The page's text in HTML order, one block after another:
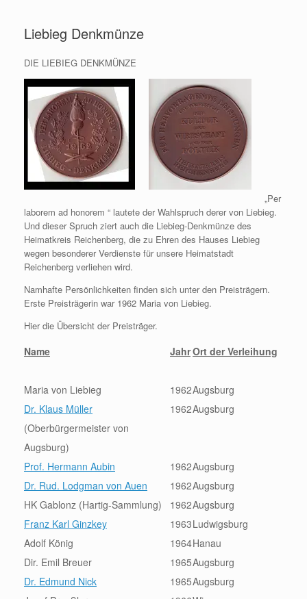
springenLiebieg Denkmünze
DIE LIEBIEG DENKMÜNZE
„Per
laborem ad honorem “ lautete der Wahlspruch derer von Liebieg.
Und dieser Spruch ziert auch die Liebieg-Denkmünze des
Heimatkreis Reichenberg, die zu Ehren des Hauses Liebieg
wegen besonderer Verdienste für unsere Heimatstadt
Reichenberg verliehen wird.
Namhafte Persönlichkeiten finden sich unter den Preisträgern.
Erste Preisträgerin war 1962 Maria von Liebieg.
Hier die Übersicht der Preisträger.
Name JahrOrt der Verleihung
Maria von Liebieg 1962Augsburg
Dr. Klaus Müller
(Oberbürgermeister von
Augsburg)
1962Augsburg
Prof. Hermann Aubin 1962Augsburg
Dr. Rud. Lodgman von Auen
1962Augsburg
HK Gablonz (Hartig-Sammlung)
1962Augsburg
Franz Karl Ginzkey
1963Ludwigsburg
Adolf König
1964Hanau
Dir. Emil Breuer
1965Augsburg
Dr. Edmund Nick
1965Augsburg